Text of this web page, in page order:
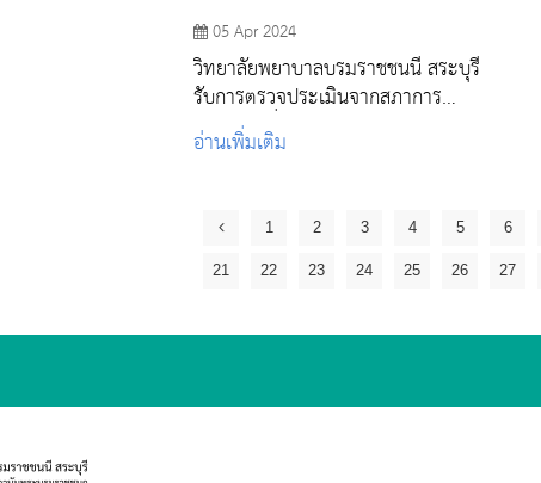
05 Apr 2024
วิทยาลัยพยาบาลบรมราชชนนี สระบุรี
รับการตรวจประเมินจากสภาการ
พยาบาลเพื่อรับรองสถาบันการศึกษา
วิชาการพยาบาลและการผดุงครรภ์
อ่านเพิ่มเติม
1 2 3 4 5 6
21 22 23 24 25 26 27